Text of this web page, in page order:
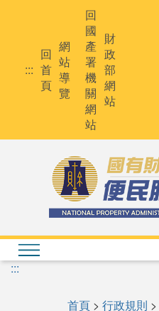
:::
回
首
頁
網
站
導
覽
回
國
產
署
機
關
網
站
財
政
部
網
站
:::
首頁 > 行政規則 >